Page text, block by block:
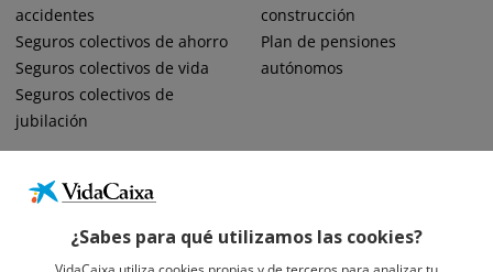
¿Sabes para qué utilizamos las cookies?
accidentes
Seguros colectivos de ahorro
Seguros colectivos de vida
Seguros colectivos de
jubilación
construcción
Plan de pensiones
autónomos